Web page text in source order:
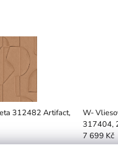
312482 Artifact,
W-
317404,
Eijffinger
7 699 Kč